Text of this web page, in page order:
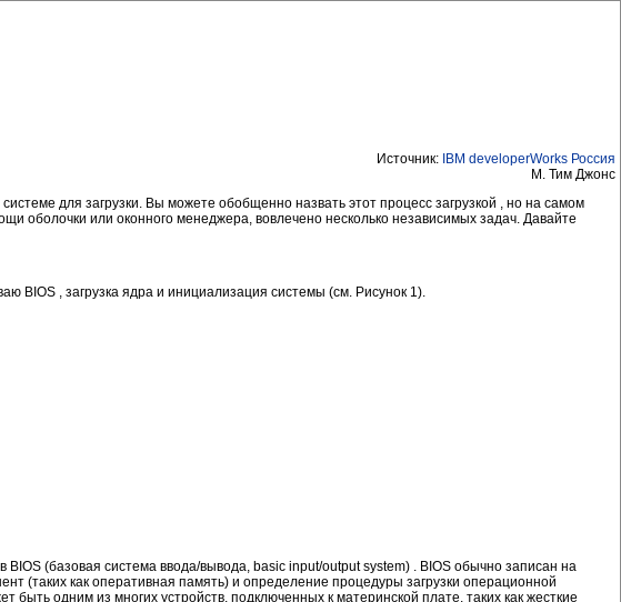
Источник: IBM developerWorks Россия
М. Тим Джонс
для загрузки. Вы можете обобщенно назвать этот процесс загрузкой , но на самом
оболочки или оконного менеджера, вовлечено несколько независимых задач. Давайте
BIOS , загрузка ядра и инициализация системы (см. Рисунок 1).
(базовая система ввода/вывода, basic input/output system) . BIOS обычно записан на
(таких как оперативная память) и определение процедуры загрузки операционной
одним из многих устройств, подключенных к материнской плате, таких как жесткие